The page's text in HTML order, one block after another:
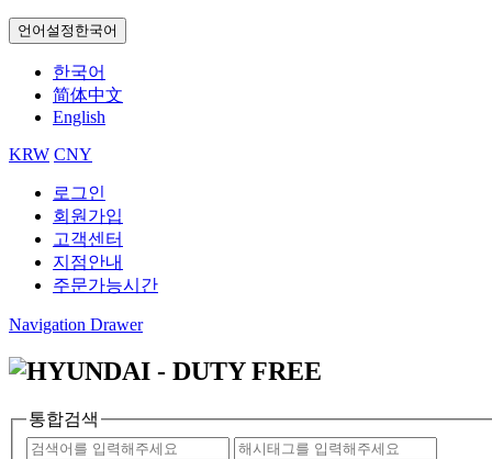
언어설정 한국어
한국어
简体中文
English
KRW CNY
로그인
회원가입
고객센터
지점안내
주문가능시간
Navigation Drawer
통합검색